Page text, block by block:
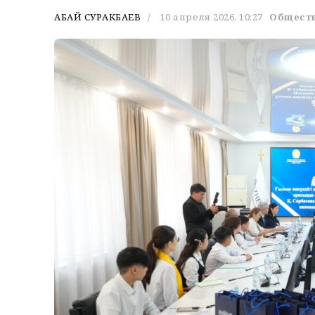
АБАЙ СУРАКБАЕВ 10 апреля 2026, 10:27